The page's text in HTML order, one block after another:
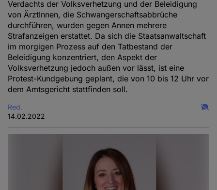
Verdachts der Volksverhetzung und der Beleidigung
von ÄrztInnen, die Schwangerschaftsabbrüche
durchführen, wurden gegen Annen mehrere
Strafanzeigen erstattet. Da sich die Staatsanwaltschaft
im morgigen Prozess auf den Tatbestand der
Beleidigung konzentriert, den Aspekt der
Volksverhetzung jedoch außen vor lässt, ist eine
Protest-Kundgebung geplant, die von 10 bis 12 Uhr vor
dem Amtsgericht stattfinden soll.
Red.
14.02.2022